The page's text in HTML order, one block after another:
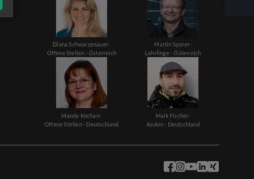
Diana Schwarzenauer-
Offene Stellen - Österreich
Martin Sporer-
Lehrlinge - Österreich
Mandy Kochan-
Offene Stellen - Deutschland
Maik Fischer-
Azubis - Deutschland